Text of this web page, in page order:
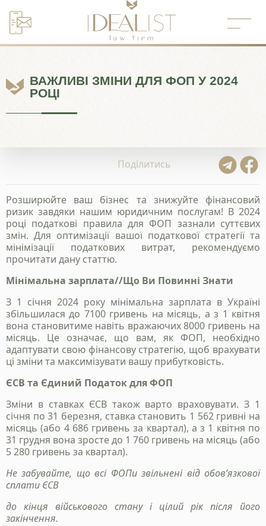
Перейти
до
ВАЖЛИВІ ЗМІНИ ДЛЯ ФОП У 2024
РОЦІ
Поділитись
Розширюйте ваш бізнес та знижуйте фінансовий
ризик завдяки нашим юридичним послугам! В 2024
році податкові правила для ФОП зазнали суттєвих
змін. Для оптимізації вашої податкової стратегії та
мінімізації податкових витрат, рекомендуємо
прочитати дану статтю.
Мінімальна зарплата//Що Ви Повинні Знати
З 1 січня 2024 року мінімальна зарплата в Україні
збільшилася до 7100 гривень на місяць, а з 1 квітня
вона становитиме навіть вражаючих 8000 гривень на
місяць. Це означає, що вам, як ФОП, необхідно
адаптувати свою фінансову стратегію, щоб врахувати
ці зміни та максимізувати вашу прибутковість.
ЄСВ та Єдиний Податок для ФОП
Зміни в ставках ЄСВ також варто враховувати. З 1
січня по 31 березня, ставка становить 1 562 гривні на
місяць (або 4 686 гривень за квартал), а з 1 квітня по
31 грудня вона зросте до 1 760 гривень на місяць (або
5 280 гривень за квартал).
Не забувайте, що всі ФОПи звільнені від обов’язкової
сплати ЄСВ
до кінця військового стану і цілий рік після його
закінчення.